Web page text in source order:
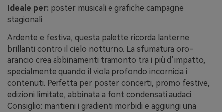
Ideale per: poster musicali e grafiche campagne
stagionali
Ardente e festiva, questa palette ricorda lanterne
brillanti contro il cielo notturno. La sfumatura oro-
arancio crea abbinamenti tramonto tra i più d’impatto,
specialmente quando il viola profondo incornicia i
contenuti. Perfetta per poster concerti, promo festive,
edizioni limitate, abbinata a font condensati audaci.
Consiglio: mantieni i gradienti morbidi e aggiungi una